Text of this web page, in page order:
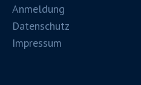
Anmeldung
Datenschutz
Impressum